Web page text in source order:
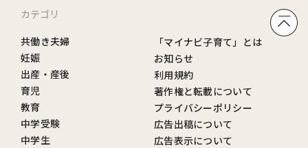
カテゴリ
共働き夫婦
妊娠
出産・産後
育児
教育
中学受験
中学生
「マイナビ子育て」とは
お知らせ
利用規約
著作権と転載について
プライバシーポリシー
広告出稿について
広告表示について